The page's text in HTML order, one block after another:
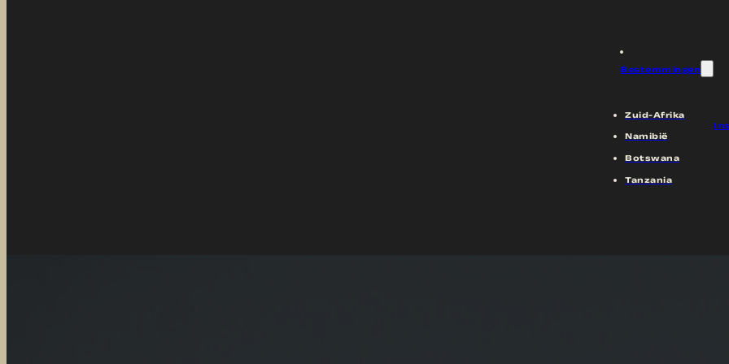
Bestemmingen
Zuid-Afrika
Namibië
Botswana
Tanzania
Van Spur of the Moment naar Now Now